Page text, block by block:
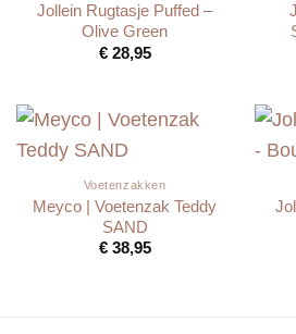
Jollein Rugtasje Puffed –
Olive Green
€28,95
Voetenzakken
Meyco | Voetenzak Teddy
SAND
€38,95